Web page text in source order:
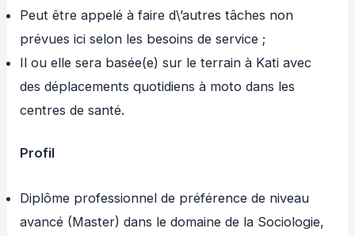
Peut être appelé à faire d\’autres tâches non
prévues ici selon les besoins de service ;
Il ou elle sera basée(e) sur le terrain à Kati avec
des déplacements quotidiens à moto dans les
centres de santé.
Profil
Diplôme professionnel de préférence de niveau
avancé (Master) dans le domaine de la Sociologie,